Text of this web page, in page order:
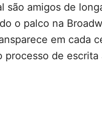
são amigos de
o palco na
em cada
de escrita